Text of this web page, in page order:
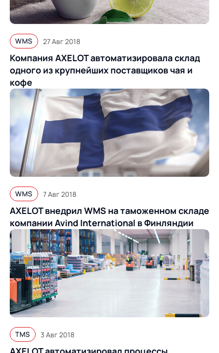
учебных заведений
База знаний
WMS 27 Авг 2018
Компания AXELOT автоматизировала склад
одного из крупнейших поставщиков чая и
кофе
WMS 7 Авг 2018
AXELOT внедрил WMS на таможенном складе
компании Avind International в Финляндии
TMS 3 Авг 2018